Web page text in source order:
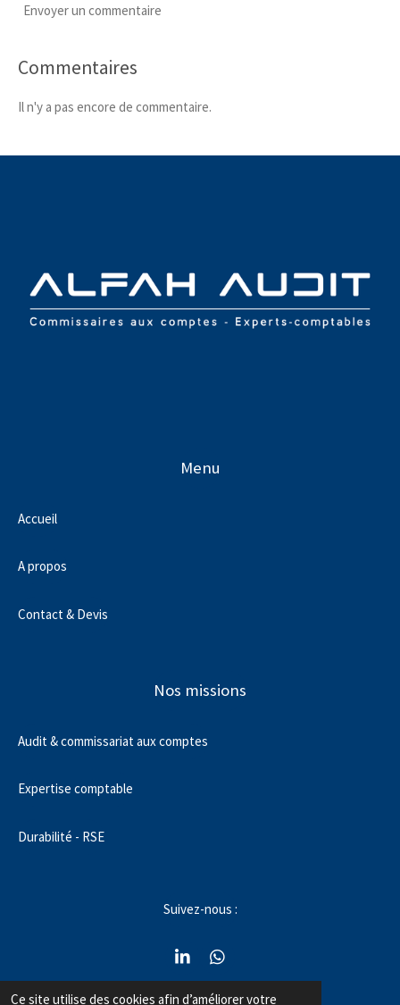
Ce site utilise des cookies afin d’améliorer votre
Envoyer un commentaire
Commentaires
Il n'y a pas encore de commentaire.
Menu
Accueil
A propos
Contact & Devis
Nos missions
Audit & commissariat aux comptes
Expertise comptable
Durabilité - RSE
Suivez-nous :
L
i
n
W
h
a